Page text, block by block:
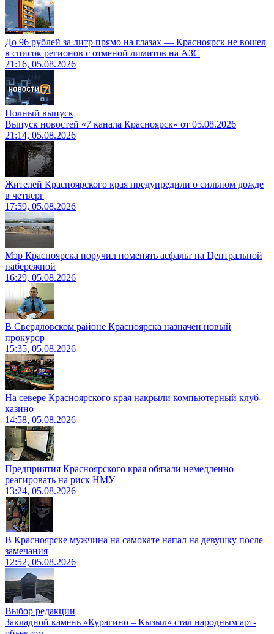
До 96 рублей за литр прямо на глазах — Красноярск не вошел
в список регионов с отменой лимитов на АЗС
21:16, 05.08.2026
Полный выпуск
Выпуск новостей «7 канала Красноярск» от 05.08.2026
21:14, 05.08.2026
Жителей Красноярского края предупредили о сильном дожде
в четверг
17:59, 05.08.2026
Мэр Красноярска поручил поменять асфальт на Центральной
набережной
16:29, 05.08.2026
В Свердловском районе Красноярска назначен новый
прокурор
15:35, 05.08.2026
На севере Красноярского края накрыли компьютерный клуб-
казино
14:58, 05.08.2026
Предприятия Красноярского края обязали немедленно
реагировать на риск НМУ
13:24, 05.08.2026
В Красноярске мужчина на самокате напал на девушку после
замечания
12:52, 05.08.2026
Выбор редакции
Закладной камень «Курагино – Кызыл» стал народным арт-